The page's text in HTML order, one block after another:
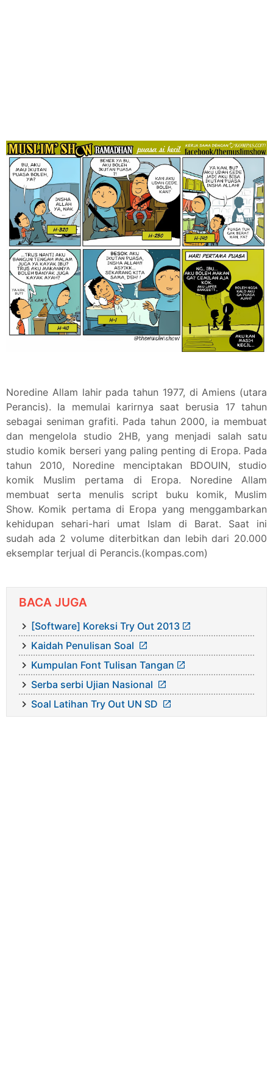
Noredine Allam lahir pada tahun 1977, di Amiens (utara
Perancis). Ia memulai karirnya saat berusia 17 tahun
sebagai seniman grafiti. Pada tahun 2000, ia membuat
dan mengelola studio 2HB, yang menjadi salah satu
studio komik berseri yang paling penting di Eropa. Pada
tahun 2010, Noredine menciptakan BDOUIN, studio
komik Muslim pertama di Eropa. Noredine Allam
membuat serta menulis script buku komik, Muslim
Show. Komik pertama di Eropa yang menggambarkan
kehidupan sehari-hari umat Islam di Barat. Saat ini
sudah ada 2 volume diterbitkan dan lebih dari 20.000
eksemplar terjual di Perancis.(kompas.com)
BACA JUGA
[Software] Koreksi Try Out 2013
Kaidah Penulisan Soal
Kumpulan Font Tulisan Tangan
Serba serbi Ujian Nasional
Soal Latihan Try Out UN SD